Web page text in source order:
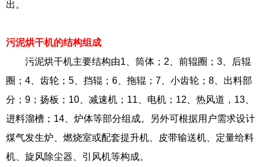
出。
污泥烘干机的结构组成
污泥烘干机主要结构由1、筒体；2、前辊圈；3、后辊
圈；4、齿轮；5、挡辊；6、拖辊；7、小齿轮；8、出料部
分；9；扬板；10、减速机；11、电机；12、热风道，13、
进料溜槽；14、炉体等部分组成。另外可根据用户需求设计
煤气发生炉、燃烧室或配套提升机、皮带输送机、定量给料
机、旋风除尘器、引风机等构成。